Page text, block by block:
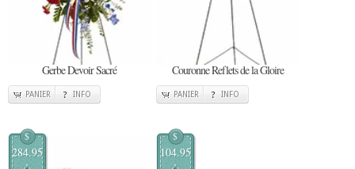
Gerbe Devoir Sacré
PANIER INFO
Couronne Reflets de la Gloire
PANIER INFO
$
284.95
$
104.95